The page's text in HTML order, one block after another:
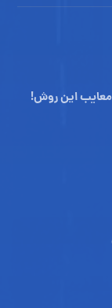
این روش!